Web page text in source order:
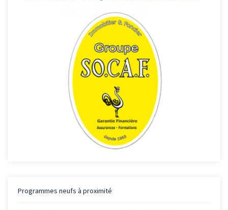
Programmes neufs à proximité